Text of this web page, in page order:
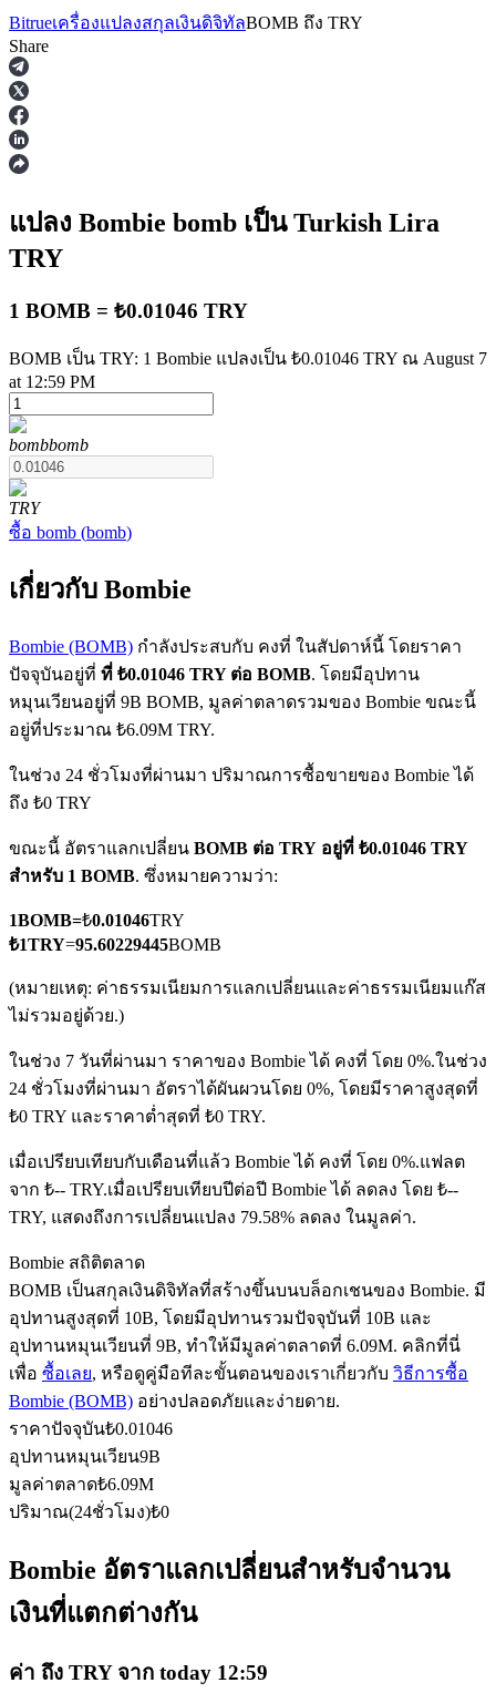
ฟิวเจอร์ส
ฟิวเจอร์ส USDT
ฟิวเจอร์สที่ใช้ USDT เป็นหลักประกัน
ฟิวเจอร์ส COIN-M
ฟิวเจอร์สสกุลเงินดิจิทัล
TradFi
อนุพันธ์ของหุ้น ฟอเร็กซ์ โลหะมีค่า และสินค้าโภคภัณฑ์
ฟิวเจอร์ส USDC
ฟิวเจอร์สที่ใช้ USDC เป็นหลักประกัน
คัดลอกการซื้อขาย
เข้าร่วมกับเทรดเดอร์ชั้นนำ
เพลิดเพลินกับการแบ่งปันผลกำไรและค่าคอมมิชชั่นการคัด
Bitrueเครื่องแปลงสกุลเงินดิจิทัลBOMB ถึง TRY
Share
แปลง Bombie bomb เป็น Turkish Lira
TRY
1 BOMB = ₺0.01046 TRY
BOMB เป็น TRY: 1 Bombie แปลงเป็น ₺0.01046 TRY ณ August 7
at 12:59 PM
bombbomb
TRY
ซื้อ bomb (bomb)
เกี่ยวกับ Bombie
Bombie (BOMB) กำลังประสบกับ คงที่ ในสัปดาห์นี้ โดยราคา
ปัจจุบันอยู่ที่ ที่ ₺0.01046 TRY ต่อ BOMB. โดยมีอุปทาน
หมุนเวียนอยู่ที่ 9B BOMB, มูลค่าตลาดรวมของ Bombie ขณะนี้
อยู่ที่ประมาณ ₺6.09M TRY.
ในช่วง 24 ชั่วโมงที่ผ่านมา ปริมาณการซื้อขายของ Bombie ได้
ถึง ₺0 TRY
ขณะนี้ อัตราแลกเปลี่ยน BOMB ต่อ TRY อยู่ที่ ₺0.01046 TRY
สำหรับ 1 BOMB. ซึ่งหมายความว่า:
1BOMB=₺0.01046TRY
₺1TRY=95.60229445BOMB
(หมายเหตุ: ค่าธรรมเนียมการแลกเปลี่ยนและค่าธรรมเนียมแก๊ส
ไม่รวมอยู่ด้วย.)
ในช่วง 7 วันที่ผ่านมา ราคาของ Bombie ได้ คงที่ โดย 0%.ในช่วง
24 ชั่วโมงที่ผ่านมา อัตราได้ผันผวนโดย 0%, โดยมีราคาสูงสุดที่
₺0 TRY และราคาต่ำสุดที่ ₺0 TRY.
เมื่อเปรียบเทียบกับเดือนที่แล้ว Bombie ได้ คงที่ โดย 0%.แฟลต
จาก ₺-- TRY.เมื่อเปรียบเทียบปีต่อปี Bombie ได้ ลดลง โดย ₺--
TRY, แสดงถึงการเปลี่ยนแปลง 79.58% ลดลง ในมูลค่า.
Bombie สถิติตลาด
BOMB เป็นสกุลเงินดิจิทัลที่สร้างขึ้นบนบล็อกเชนของ Bombie. มี
อุปทานสูงสุดที่ 10B, โดยมีอุปทานรวมปัจจุบันที่ 10B และ
อุปทานหมุนเวียนที่ 9B, ทำให้มีมูลค่าตลาดที่ 6.09M. คลิกที่นี่
เพื่อ ซื้อเลย, หรือดูคู่มือทีละขั้นตอนของเราเกี่ยวกับ วิธีการซื้อ
Bombie (BOMB) อย่างปลอดภัยและง่ายดาย.
ราคาปัจจุบัน₺0.01046
อุปทานหมุนเวียน9B
มูลค่าตลาด₺6.09M
ปริมาณ(24ชั่วโมง)₺0
Bombie อัตราแลกเปลี่ยนสำหรับจำนวน
เงินที่แตกต่างกัน
ค่า ถึง TRY จาก today 12:59